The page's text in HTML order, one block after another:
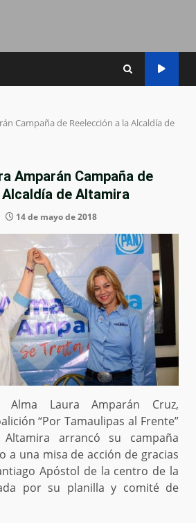
Campaña de Reelección a la Alcaldía de
Amparán Campaña de
de Altamira
14 de mayo de 2018
Laura Amparán Cruz,
“Por Tamaulipas al Frente”
arrancó su campaña
a una misa de acción de gracias
Apóstol de la centro de la
por su planilla y comité de